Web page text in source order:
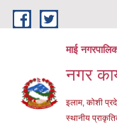
Skip to main content
माई
नगर
इलाम, कोशी
स्थानीय